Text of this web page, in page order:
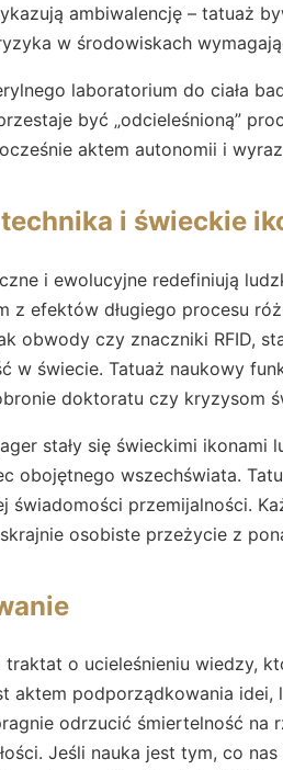
ambiwalencję – tatuaż
w środowiskach
laboratorium do ciała
być „odcieleśnioną”
aktem autonomii i
i świeckie
i ewolucyjne redefiniują
z efektów długiego procesu
obwody czy znaczniki RFID,
w świecie. Tatuaż naukowy
doktoratu czy kryzysom
stały się świeckimi
obojętnego wszechświata.
świadomości przemijalności.
osobiste przeżycie z
traktat o ucieleśnieniu wiedzy,
aktem podporządkowania
odrzucić śmiertelność na
Jeśli nauka jest tym, co